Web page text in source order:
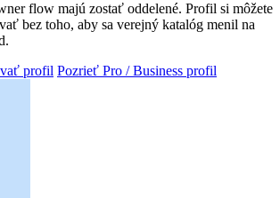
flow majú zostať oddelené. Profil si môžete
bez toho, aby sa verejný katalóg menil na
profil Pozrieť Pro / Business profil